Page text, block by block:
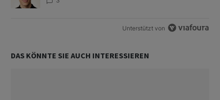
Unterstützt von
DAS KÖNNTE SIE AUCH INTERESSIEREN